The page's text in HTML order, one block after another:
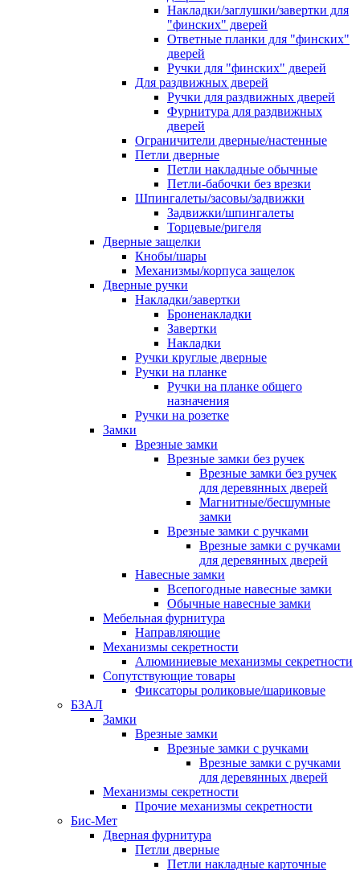
Накладки/заглушки/завертки для
"финских" дверей
Ответные планки для "финских"
дверей
Ручки для "финских" дверей
Для раздвижных дверей
Ручки для раздвижных дверей
Фурнитура для раздвижных
дверей
Ограничители дверные/настенные
Петли дверные
Петли накладные обычные
Петли-бабочки без врезки
Шпингалеты/засовы/задвижки
Задвижки/шпингалеты
Торцевые/ригеля
Дверные защелки
Кнобы/шары
Механизмы/корпуса защелок
Дверные ручки
Накладки/завертки
Броненакладки
Завертки
Накладки
Ручки круглые дверные
Ручки на планке
Ручки на планке общего
назначения
Ручки на розетке
Замки
Врезные замки
Врезные замки без ручек
Врезные замки без ручек
для деревянных дверей
Магнитные/бесшумные
замки
Врезные замки с ручками
Врезные замки с ручками
для деревянных дверей
Навесные замки
Всепогодные навесные замки
Обычные навесные замки
Мебельная фурнитура
Направляющие
Механизмы секретности
Алюминиевые механизмы секретности
Сопутствующие товары
Фиксаторы роликовые/шариковые
БЗАЛ
Замки
Врезные замки
Врезные замки с ручками
Врезные замки с ручками
для деревянных дверей
Механизмы секретности
Прочие механизмы секретности
Бис-Мет
Дверная фурнитура
Петли дверные
Петли накладные карточные